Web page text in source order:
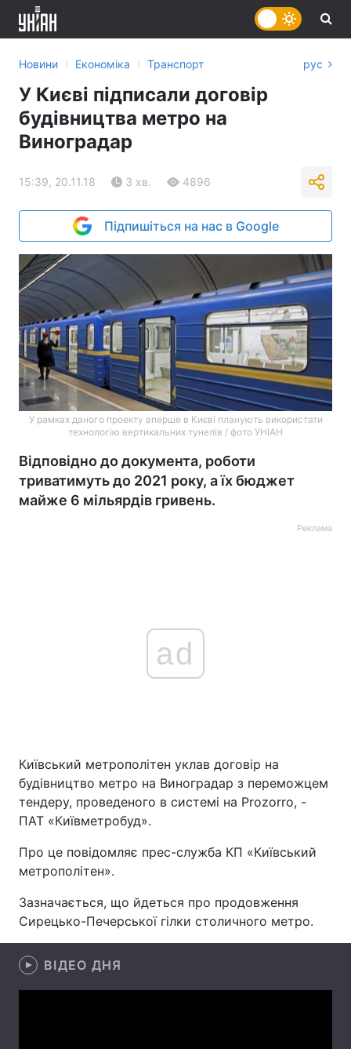
Головна Війна
Україна Політика
Спорт
Техно і зв'язок Лайт
Зброя Інциденти
Здоров'я
Новини › Економіка › Транспорт рус
У Києві підписали договір
будівництва метро на
Виноградар
15:39, 20.11.18 3 хв. 4896
Підпишіться на нас в Google
У рамках даного проекту вперше в Києві планують використати
технологію вертикальних тунелів / фото УНІАН
Відповідно до документа, роботи
триватимуть до 2021 року, а їх бюджет
майже 6 мільярдів гривень.
Реклама
ad
Київський метрополітен уклав договір на
будівництво метро на Виноградар з переможцем
тендеру, проведеного в системі на Prozorro, -
ПАТ «Київметробуд».
Про це повідомляє прес-служба КП «Київський
метрополітен».
Зазначається, що йдеться про продовження
Сирецько-Печерської гілки столичного метро.
ВІДЕО ДНЯ